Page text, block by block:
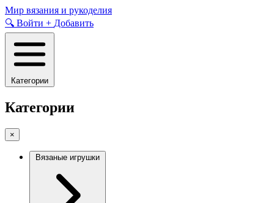
Skip
to
content
Мир вязания и рукоделия
🔍 Войти + Добавить
Категории
Категории
×
Вязаные игрушки